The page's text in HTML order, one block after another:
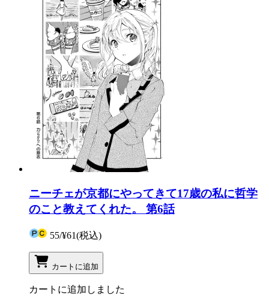
ニーチェが京都にやってきて17歳の私に哲学
のこと教えてくれた。 第6話
55/¥61(税込)
カートに追加
カートに追加しました